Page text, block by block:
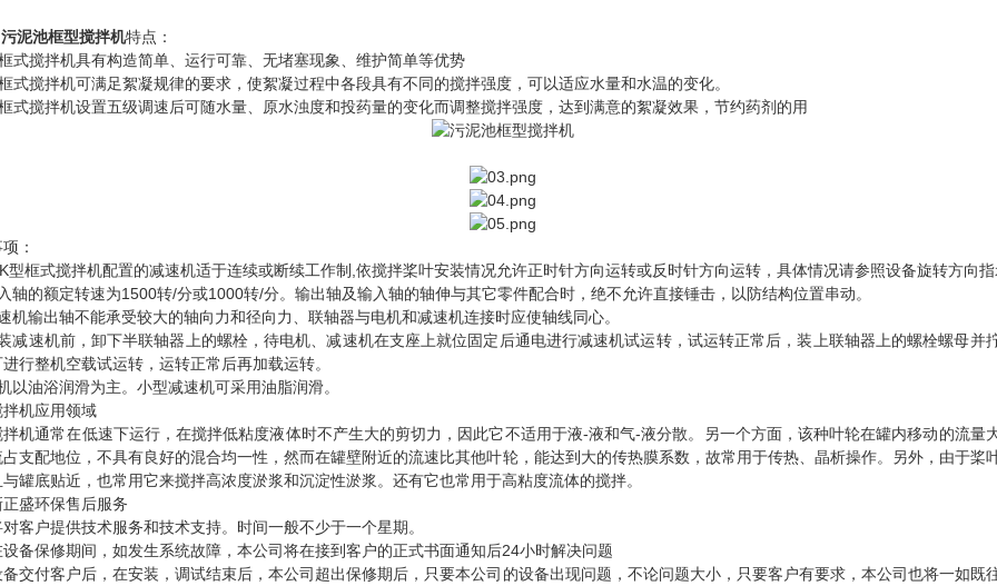
污泥池框型搅拌机特点：
式搅拌机具有构造简单、运行可靠、无堵塞现象、维护简单等优势
式搅拌机可满足絮凝规律的要求，使絮凝过程中各段具有不同的搅拌强度，可以适应水量和水温的变化。
式搅拌机设置五级调速后可随水量、原水浊度和投药量的变化而调整搅拌强度，达到满意的絮凝效果，节约药剂的用
：
型框式搅拌机配置的减速机适于连续或断续工作制,依搅拌桨叶安装情况允许正时针方向运转或反时针方向运转，具体情况请参照设备旋转方向
轴的额定转速为1500转/分或1000转/分。输出轴及输入轴的轴伸与其它零件配合时，绝不允许直接锤击，以防结构位置串动。
机输出轴不能承受较大的轴向力和径向力、联轴器与电机和减速机连接时应使轴线同心。
减速机前，卸下半联轴器上的螺栓，待电机、减速机在支座上就位固定后通电进行减速机试运转，试运转正常后，装上联轴器上的螺栓螺母并
行整机空载试运转，运转正常后再加载运转。
以油浴润滑为主。小型减速机可采用油脂润滑。
机应用领域
机通常在低速下运行，在搅拌低粘度液体时不产生大的剪切力，因此它不适用于液-液和气-液分散。另一个方面，该种叶轮在罐内移动的流量
支配地位，不具有良好的混合均一性，然而在罐壁附近的流速比其他叶轮，能达到大的传热膜系数，故常用于传热、晶析操作。另外，由于桨
罐底贴近，也常用它来搅拌高浓度淤浆和沉淀性淤浆。还有它也常用于高粘度流体的搅拌。
盛环保售后服务
客户提供技术服务和技术支持。时间一般不少于一个星期。
备保修期间，如发生系统故障，本公司将在接到客户的正式书面通知后24小时解决问题
交付客户后，在安装，调试结束后，本公司超出保修期后，只要本公司的设备出现问题，不论问题大小，只要客户有要求，本公司也将一如既